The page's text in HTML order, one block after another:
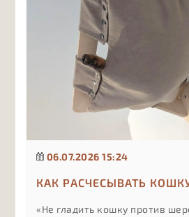
06.07.2026 15:24
КАК РАСЧЕСЫВАТЬ
«Не гладить кошку против